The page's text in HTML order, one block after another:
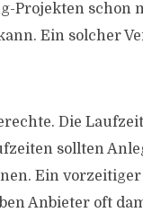
Projekten schon
Ein solcher
Die
sollten
Ein
Anbieter oft